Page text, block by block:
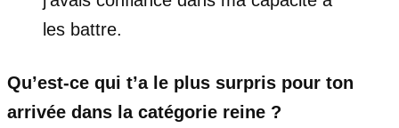
les battre.
Qu’est-ce qui t’a le plus surpris pour ton
arrivée dans la catégorie reine ?